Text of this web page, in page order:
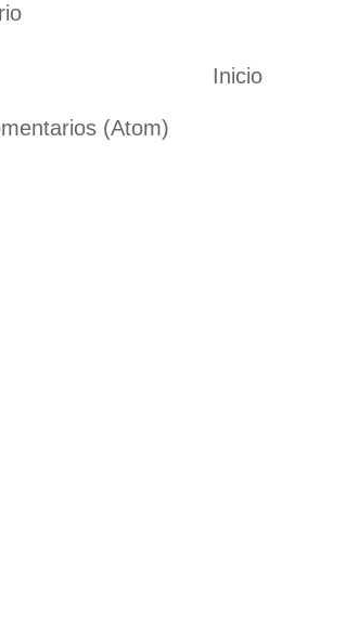
Inicio
(Atom)